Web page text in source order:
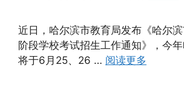
近日，哈尔滨市教育局发布《哈尔
阶段学校考试招生工作通知》，今
将于6月25、26 … 阅读更多